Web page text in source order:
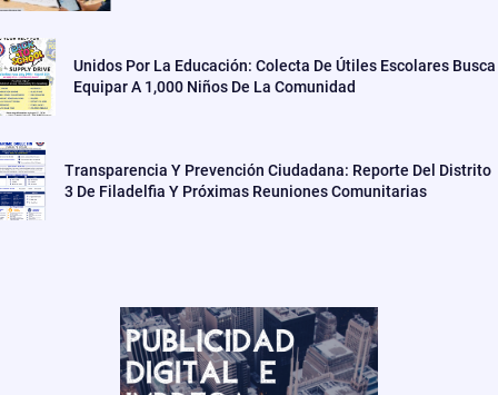
Unidos Por La Educación: Colecta De Útiles Escolares Busca
Equipar A 1,000 Niños De La Comunidad
Transparencia Y Prevención Ciudadana: Reporte Del Distrito
3 De Filadelfia Y Próximas Reuniones Comunitarias